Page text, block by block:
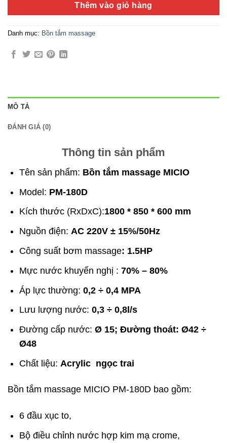
Thêm vào giỏ hàng
Danh mục: Bồn tắm massage
MÔ TẢ
ĐÁNH GIÁ (0)
Thông tin sản phẩm
Tên sản phẩm: Bồn tắm massage MICIO
Model: PM-180D
Kích thước (RxDxC):1800 * 850 * 600 mm
Nguồn điện: AC 220V ± 15%/50Hz
Công suất bơm massage: 1.5HP
Mực nước khuyến nghị :70% – 80%
Áp lực thường: 0,2 ÷ 0,4 MPA
Lưu lượng nước:0,3 ÷ 0,8l/s
Đường cấp nước: Ø 15; Đường thoát: Ø42 ÷
Ø48
Chất liệu: Acrylic ngọc trai
Bồn tắm massage MICIO PM-180D bao gồm:
6 đầu xục to,
Bộ điều chỉnh nước hợp kim mạ crome,